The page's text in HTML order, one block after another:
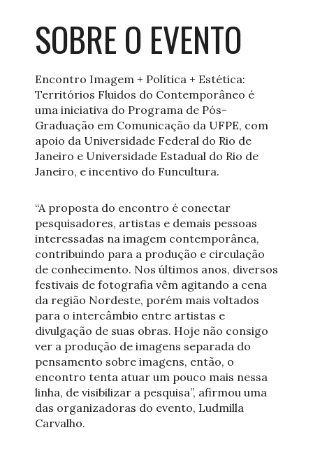
SOBRE O EVENTO
Encontro Imagem + Política + Estética:
Territórios Fluidos do Contemporâneo é
uma iniciativa do Programa de Pós-
Graduação em Comunicação da UFPE, com
apoio da Universidade Federal do Rio de
Janeiro e Universidade Estadual do Rio de
Janeiro, e incentivo do Funcultura.
“A proposta do encontro é conectar
pesquisadores, artistas e demais pessoas
interessadas na imagem contemporânea,
contribuindo para a produção e circulação
de conhecimento. Nos últimos anos, diversos
festivais de fotografia vêm agitando a cena
da região Nordeste, porém mais voltados
para o intercâmbio entre artistas e
divulgação de suas obras. Hoje não consigo
ver a produção de imagens separada do
pensamento sobre imagens, então, o
encontro tenta atuar um pouco mais nessa
linha, de visibilizar a pesquisa”, afirmou uma
das organizadoras do evento, Ludmilla
Carvalho.